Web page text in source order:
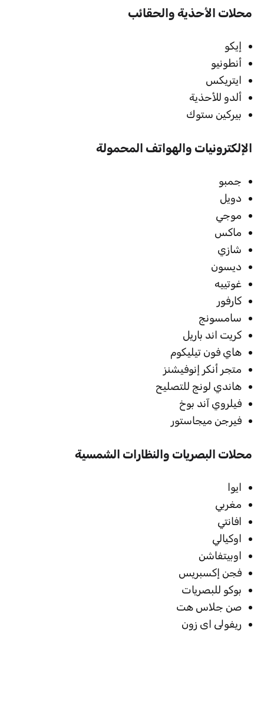
محلات الأحذية والحقائب
إيكو
أنطونيو
ايتريكس
ألدو للأحذية
بيركين ستوك
الإلكترونيات والهواتف المحمولة
جمبو
دويل
موجي
ماكس
شازي
ديسون
غوتييه
كارفور
سامسونج
كريت اند باريل
هاي فون تيليكوم
متجر أنكر إنوفيشنز
هاندي لونج للتصليح
فيلروي آند بوخ
فيرجن ميجاستور
محلات البصريات والنظارات الشمسية
ايوا
مغربي
افانتي
اوكيالي
اوبيتفاشن
فجن إكسبريس
بوكو للبصريات
صن جلاس هت
ريفولى اى زون